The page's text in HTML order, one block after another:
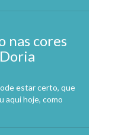
nas cores
estar certo, que
aqui hoje, como